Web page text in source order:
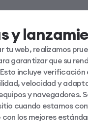
y
tu web, realizamos
garantizar que su
incluye verificación
velocidad y
y navegadores.
cuando estamos
con los mejores